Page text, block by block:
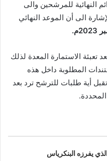
النهائية للمرشحين والى
الى أن الموعد النهائي
تعبئة الاستمارة المعدة لذلك
المطلوبة داخل هذه
أية طلبات للترشح ترد بعد
يفرزه البنكرياس